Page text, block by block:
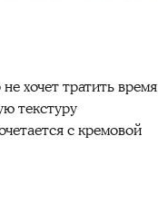
хочет тратить время
текстуру
с кремовой